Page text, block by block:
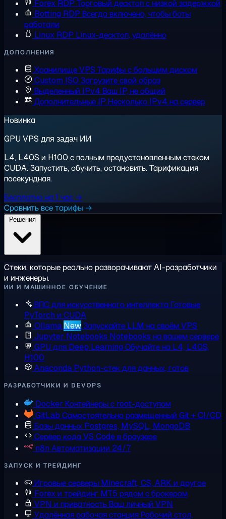
Forex RDP Торговый десктоп с низкой задержкой
Botting RDP Всегда включено, чтобы боты
работали
Linux RDP Linux-десктоп, удалённо
ДОПОЛНЕНИЯ
Хранилище VPS Тарифы с большим диском
Custom ISO Загрузите свой образ
Выделенный IPv4 Ваш IP, не общий
Дополнительные IP Несколько IPv4 на сервер
Новинка
GPU VPS для задач ИИ
L4, L40S и H100 с полным предустановленным стеком
CUDA. Запустить, обучить, остановить. Тарификация
посекундная.
Бесплатно на 1 час →
Сравнить все тарифы →
Стеки, которые реально разворачивают AI-разработчики
и инженеры.
ИИ И МАШИННОЕ ОБУЧЕНИЕ
ВПС для искусственного интеллектаГотовые
PyTorch и CUDA
Ollama NewЗапускайте LLM на своём VPS
Jupyter Notebooks Notebooks на вашем сервере
GPU для Deep Learning Обучайте на L4, L40S,
H100
Anaconda Python-стек для данных, готов
РАЗРАБОТЧИКИ И DEVOPS
Docker Контейнеры с root-доступом
GitLab Самостоятельно размещенный Git + CI/CD
Базы данных Postgres, MySQL, MongoDB
Сервер кодаVS Code в браузере
n8n Автоматизации 24/7
ЗАПУСК И ТРЕЙДИНГ
Игровые серверы Minecraft, CS, ARK и другое
Forex и трейдинг MT5 рядом с брокером
VPN и приватностьВаш личный VPN
Удалённая рабочая станцияРабочий стол,